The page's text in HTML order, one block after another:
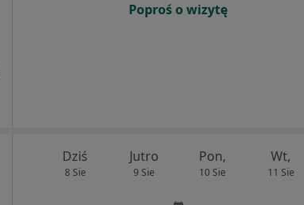
Poproś o wizytę
Dziś
8 Sie
Jutro
9 Sie
Pon,
10 Sie
Wt,
11 Sie